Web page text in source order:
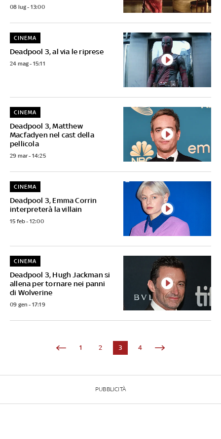
08 lug - 13:00
Deadpool 3, al via le riprese
CINEMA
24 mag - 15:11
Deadpool 3, Matthew
Macfadyen nel cast della
pellicola
CINEMA
29 mar - 14:25
Deadpool 3, Emma Corrin
interpreterà la villain
CINEMA
15 feb - 12:00
Deadpool 3, Hugh Jackman si
allena per tornare nei panni
di Wolverine
CINEMA
09 gen - 17:19
1 2 3 4
PUBBLICITÀ